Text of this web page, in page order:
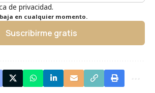
de privacidad.
en cualquier momento.
Suscribirme gratis